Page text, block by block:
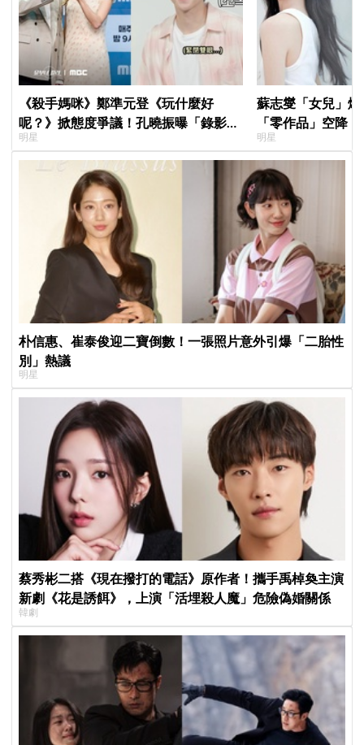
《殺手媽咪》鄭準元登《玩什麼好
呢？》掀態度爭議！孔曉振曝「錄影後
真的吐了」心疼喊：沒能救你
明星
蘇志燮「女兒」
「零作品」空降
片被挖出網驚呆
明星
朴信惠、崔泰俊迎二寶倒數！一張照片意外引爆「二胎性
別」熱議
明星
蔡秀彬二搭《現在撥打的電話》原作者！攜手禹棹奐主演
新劇《花是誘餌》，上演「活埋殺人魔」危險偽婚關係
韓劇